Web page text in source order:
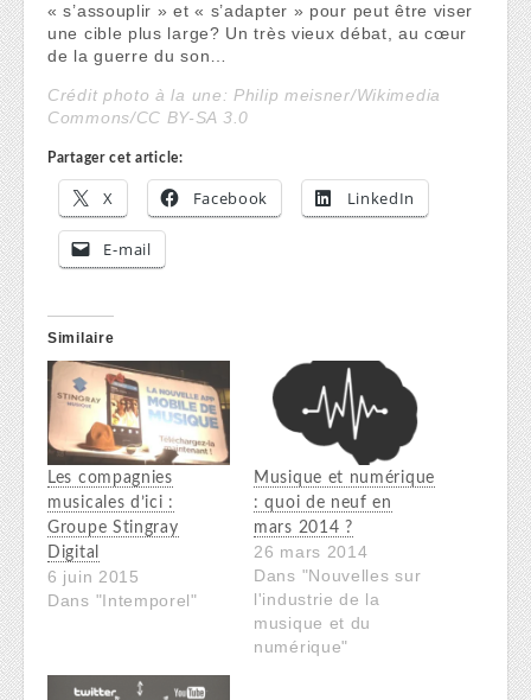
« s’assouplir » et « s’adapter » pour peut être viser
une cible plus large? Un très vieux débat, au cœur
de la guerre du son…
Crédit photo à la une: Philip meisner/Wikimedia
Commons/CC BY-SA 3.0
Partager cet article:
X Facebook LinkedIn
E-mail
Similaire
Les compagnies
musicales d’ici :
Groupe Stingray
Digital
6 juin 2015
Dans "Intemporel"
Musique et numérique
: quoi de neuf en
mars 2014 ?
26 mars 2014
Dans "Nouvelles sur
l'industrie de la
musique et du
numérique"